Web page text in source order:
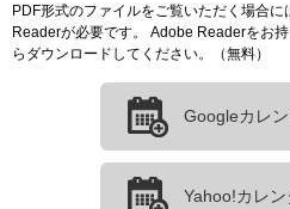
PDF形式のファイルをご覧いただく場合
Readerが必要です。
Adobe Readerをお
らダウンロードしてください。（無料）
Googleカレ
Yahoo!カレ